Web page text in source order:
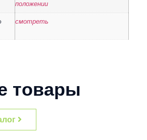
положении
смотреть
товары